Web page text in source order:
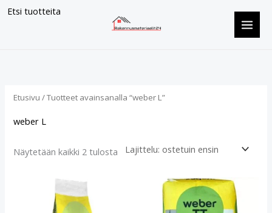
Etsi tuotteita
Siirry
Etusivu / Tuotteet avainsanalla “weber L”
weber L
Näytetään kaikki 2 tulosta